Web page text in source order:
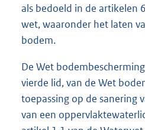
als bedoeld in de artikelen
wet, waaronder het laten
bodem.
De Wet
vierde lid, van de Wet
toepassing op de sanering
van een